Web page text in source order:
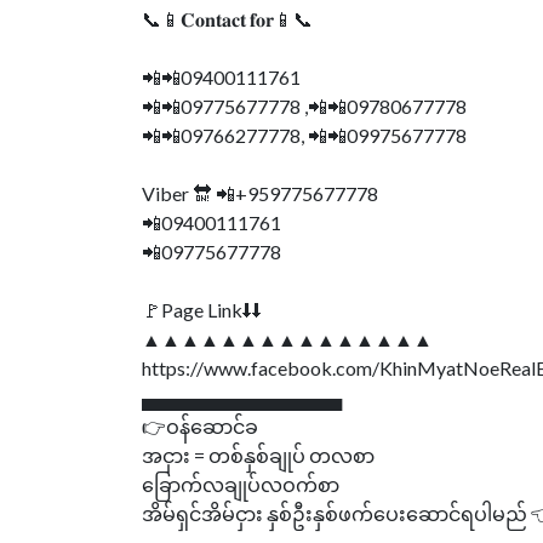
📞📱𝐂𝐨𝐧𝐭𝐚𝐜𝐭 𝐟𝐨𝐫📱📞
📲📲09400111761
📲📲09775677778 ,📲📲09780677778
📲📲09766277778, 📲📲09975677778
Viber 🔛 📲+959775677778
📲09400111761
📲09775677778
🚩Page Link⬇⬇
▲▲▲▲▲▲▲▲▲▲▲▲▲▲▲
https://www.facebook.com/
▄▄▄▄▄▄▄▄▄▄▄▄▄▄▄
👉ဝန်ဆောင်ခ
အငှား = တစ်နှစ်ချုပ် တလစာ
ခြောက်လချုပ်လဝက်စာ
အိမ်ရှင်အိမ်ငှား နှစ်ဦးနှစ်ဖက်ပေးဆောင်ရပါမည်